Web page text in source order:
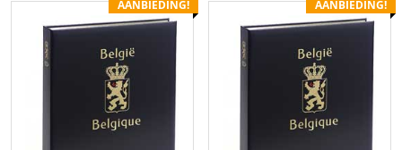
AANBIEDING! AANBIEDING!